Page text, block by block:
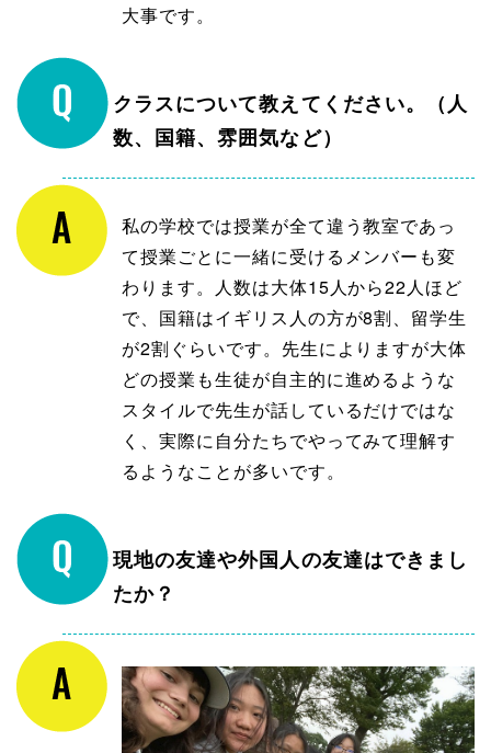
大事です。
クラスについて教えてください。（人
数、国籍、雰囲気など）
私の学校では授業が全て違う教室であっ
て授業ごとに一緒に受けるメンバーも変
わります。人数は大体15人から22人ほど
で、国籍はイギリス人の方が8割、留学生
が2割ぐらいです。先生によりますが大体
どの授業も生徒が自主的に進めるような
スタイルで先生が話しているだけではな
く、実際に自分たちでやってみて理解す
るようなことが多いです。
現地の友達や外国人の友達はできまし
たか？